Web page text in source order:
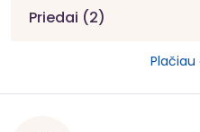
Priedai (2)